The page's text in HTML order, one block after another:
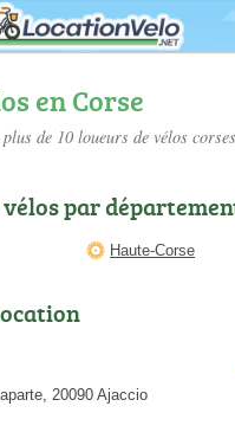
en Corse
de 10 loueurs de vélos corses
par
Haute-Corse
20090 Ajaccio